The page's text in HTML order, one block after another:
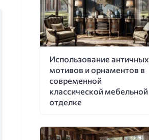
Использование античных
мотивов и орнаментов в
современной
классической мебельной
отделке